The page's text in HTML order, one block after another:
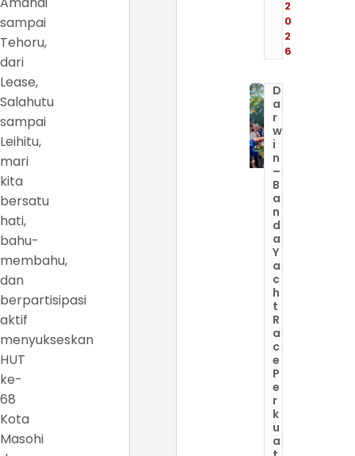
sampai
Tehoru,
dari
Lease,
Salahutu
sampai
Leihitu,
mari
kita
bersatu
hati,
bahu-
membahu,
dan
berpartisipasi
aktif
menyukseskan
HUT
ke-
68
Kota
Masohi
2
0
2
6
D
a
r
w
i
n
–
B
a
n
d
a
Y
a
c
h
t
R
a
c
e
P
e
r
k
u
a